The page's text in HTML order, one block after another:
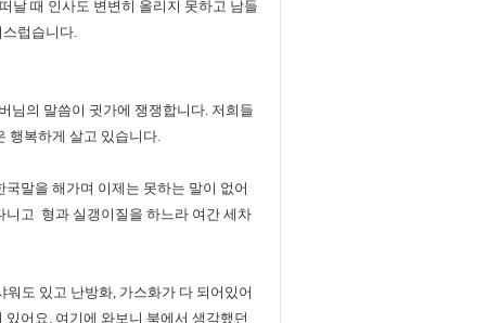
날 때 인사도 변변히 올리지 못하고 남들
럽습니다.
님의 말씀이 귓가에 쟁쟁합니다. 저희들
행복하게 살고 있습니다.
말을 해가며 이제는 못하는 말이 없어
니고 형과 실갱이질을 하느라 여간 세차
도 있고 난방화, 가스화가 다 되어있어
어요. 여기에 와보니 북에서 생각했던